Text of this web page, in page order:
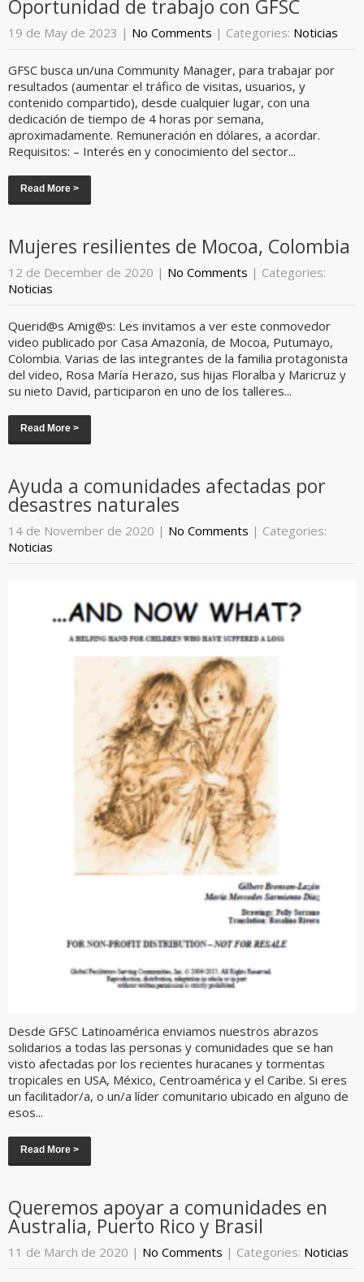
Oportunidad de trabajo con GFSC
19 de May de 2023 | No Comments | Categories: Noticias
GFSC busca un/una Community Manager, para trabajar por
resultados (aumentar el tráfico de visitas, usuarios, y
contenido compartido), desde cualquier lugar, con una
dedicación de tiempo de 4 horas por semana,
aproximadamente. Remuneración en dólares, a acordar.
Requisitos: – Interés en y conocimiento del sector...
Read More >
Mujeres resilientes de Mocoa, Colombia
12 de December de 2020 | No Comments | Categories:
Noticias
Querid@s Amig@s: Les invitamos a ver este conmovedor
video publicado por Casa Amazonía, de Mocoa, Putumayo,
Colombia. Varias de las integrantes de la familia protagonista
del video, Rosa María Herazo, sus hijas Floralba y Maricruz y
su nieto David, participaron en uno de los talleres...
Read More >
Ayuda a comunidades afectadas por
desastres naturales
14 de November de 2020 | No Comments | Categories:
Noticias
Desde GFSC Latinoamérica enviamos nuestros abrazos
solidarios a todas las personas y comunidades que se han
visto afectadas por los recientes huracanes y tormentas
tropicales en USA, México, Centroamérica y el Caribe. Si eres
un facilitador/a, o un/a líder comunitario ubicado en alguno de
esos...
Read More >
Queremos apoyar a comunidades en
Australia, Puerto Rico y Brasil
11 de March de 2020 | No Comments | Categories: Noticias